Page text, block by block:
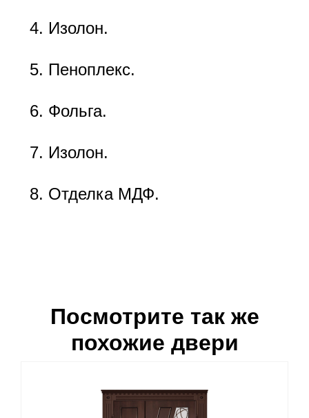
Изолон.
Пеноплекс.
Фольга.
Изолон.
Отделка МДФ.
Посмотрите так же
похожие двери